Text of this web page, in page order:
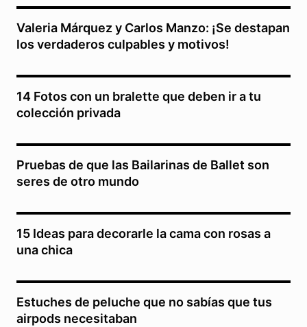
Valeria Márquez y Carlos Manzo: ¡Se destapan
los verdaderos culpables y motivos!
14 Fotos con un bralette que deben ir a tu
colección privada
Pruebas de que las Bailarinas de Ballet son
seres de otro mundo
15 Ideas para decorarle la cama con rosas a
una chica
Estuches de peluche que no sabías que tus
airpods necesitaban